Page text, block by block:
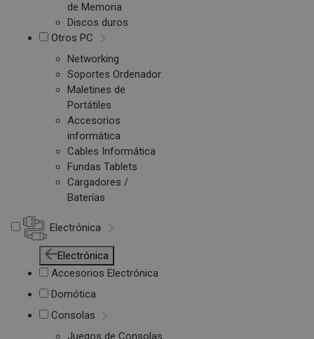
de Memoria
Discos duros
Otros PC
Networking
Soportes Ordenador
Maletines de
Portátiles
Accesorios
informática
Cables Informática
Fundas Tablets
Cargadores /
Baterías
Electrónica
Electrónica
Accesorios Electrónica
Domótica
Consolas
Juegos de Consolas